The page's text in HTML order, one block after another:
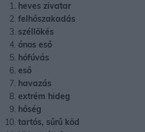
heves zivatar
felhőszakadás
széllökés
ónos eső
hófúvás
eső
havazás
extrém hideg
hőség
tartós, sűrű köd